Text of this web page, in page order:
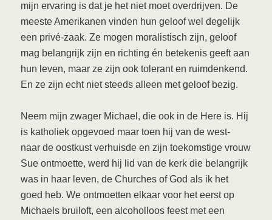
mijn ervaring is dat je het niet moet overdrijven. De
meeste Amerikanen vinden hun geloof wel degelijk
een privé-zaak. Ze mogen moralistisch zijn, geloof
mag belangrijk zijn en richting én betekenis geeft aan
hun leven, maar ze zijn ook tolerant en ruimdenkend.
En ze zijn echt niet steeds alleen met geloof bezig.
Neem mijn zwager Michael, die ook in de Here is. Hij
is katholiek opgevoed maar toen hij van de west-
naar de oostkust verhuisde en zijn toekomstige vrouw
Sue ontmoette, werd hij lid van de kerk die belangrijk
was in haar leven, de Churches of God als ik het
goed heb. We ontmoetten elkaar voor het eerst op
Michaels bruiloft, een alcoholloos feest met een